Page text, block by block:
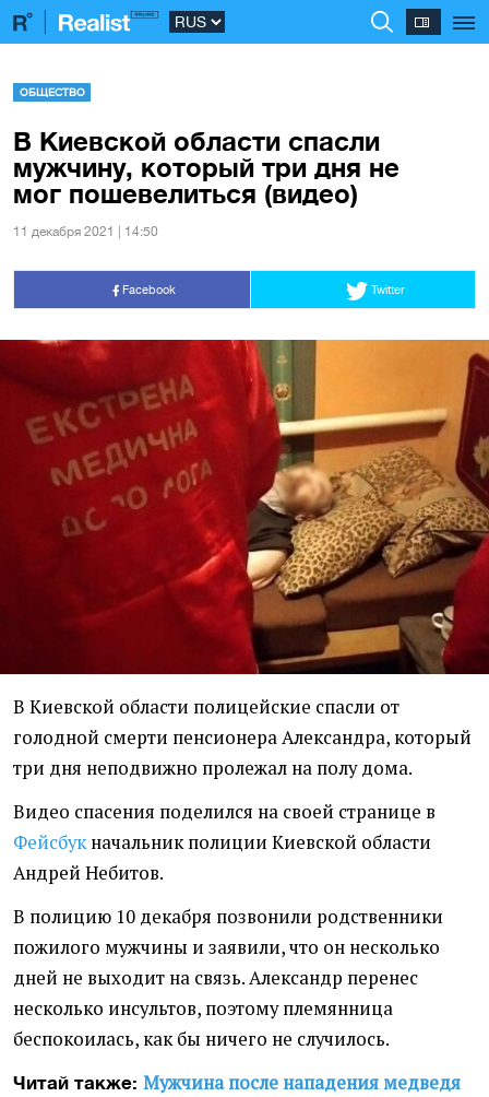
ОБЩЕСТВО
В Киевской области спасли
мужчину, который три дня не
мог пошевелиться (видео)
11 декабря 2021 | 14:50
Facebook Twitter
В Киевской области полицейские спасли от
голодной смерти пенсионера Александра, который
три дня неподвижно пролежал на полу дома.
Видео спасения поделился на своей странице в
Фейсбукначальник полиции Киевской области
Андрей Небитов.
В полицию 10 декабря позвонили родственники
пожилого мужчины и заявили, что он несколько
дней не выходит на связь. Александр перенес
несколько инсультов, поэтому племянница
беспокоилась, как бы ничего не случилось.
Читай также: Мужчина после нападения медведя